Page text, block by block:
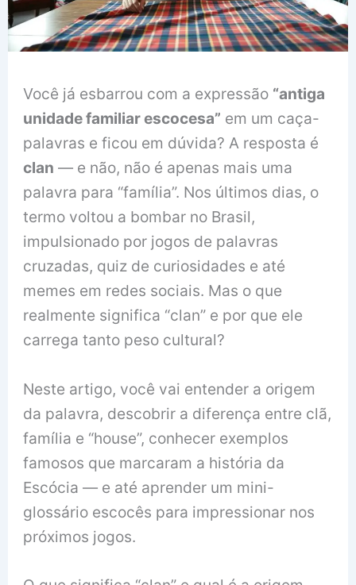
Você já esbarrou com a expressão “antiga
unidade familiar escocesa” em um caça-
palavras e ficou em dúvida? A resposta é
clan — e não, não é apenas mais uma
palavra para “família”. Nos últimos dias, o
termo voltou a bombar no Brasil,
impulsionado por jogos de palavras
cruzadas, quiz de curiosidades e até
memes em redes sociais. Mas o que
realmente significa “clan” e por que ele
carrega tanto peso cultural?
Neste artigo, você vai entender a origem
da palavra, descobrir a diferença entre clã,
família e “house”, conhecer exemplos
famosos que marcaram a história da
Escócia — e até aprender um mini-
glossário escocês para impressionar nos
próximos jogos.